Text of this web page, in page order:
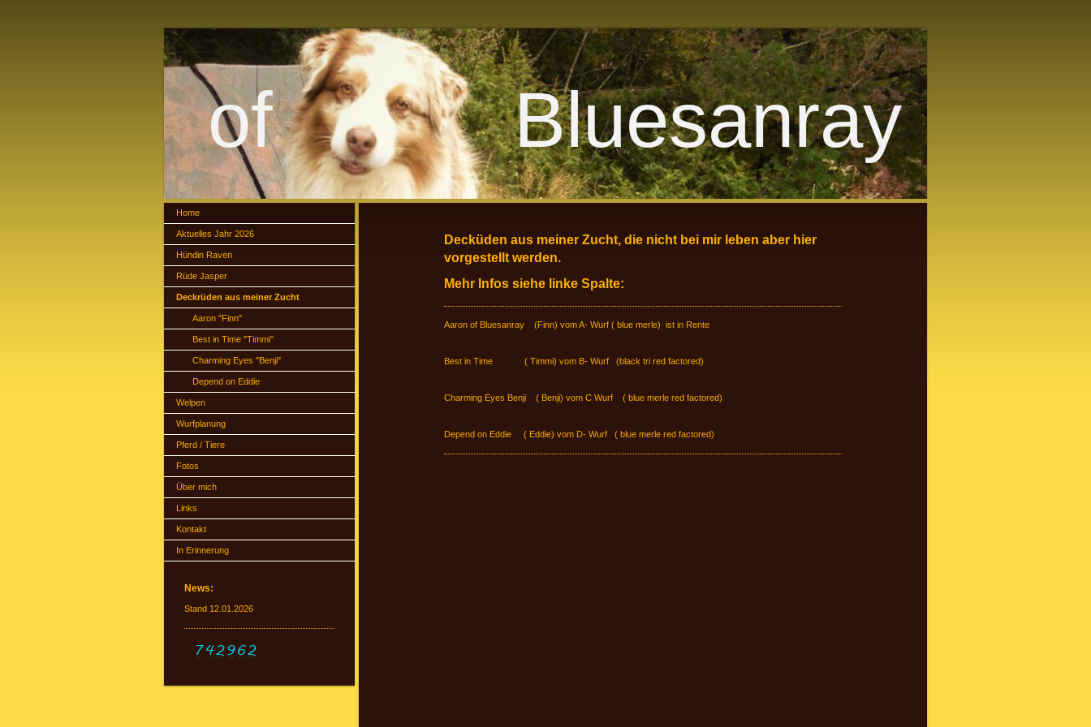
of Bluesanray
Home
Aktuelles Jahr 2026
Hündin Raven
Rüde Jasper
Deckrüden aus meiner Zucht
Aaron "Finn"
Best in Time "Timmi"
Charming Eyes "Benji"
Depend on Eddie
Welpen
Wurfplanung
Pferd / Tiere
Fotos
Über mich
Links
Kontakt
In Erinnerung
News:
Stand 12.01.2026
Decküden aus meiner Zucht, die nicht bei mir leben aber hier
vorgestellt werden.
Mehr Infos siehe linke Spalte:
Aaron of Bluesanray (Finn) vom A- Wurf ( blue merle) ist in Rente
Best in Time ( Timmi) vom B- Wurf (black tri red factored)
Charming Eyes Benji ( Benji) vom C Wurf ( blue merle red factored)
Depend on Eddie ( Eddie) vom D- Wurf ( blue merle red factored)